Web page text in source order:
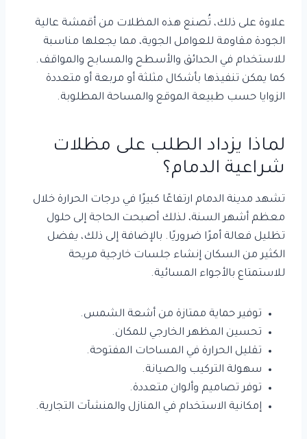
علاوة على ذلك، تُصنع هذه المظلات من أقمشة عالية
الجودة مقاومة للعوامل الجوية، مما يجعلها مناسبة
للاستخدام في الحدائق والأسطح والمسابح والمواقف.
كما يمكن تنفيذها بأشكال مثلثة أو مربعة أو متعددة
الزوايا حسب طبيعة الموقع والمساحة المطلوبة.
لماذا يزداد الطلب على مظلات
شراعية الدمام؟
تشهد مدينة الدمام ارتفاعًا كبيرًا في درجات الحرارة خلال
معظم أشهر السنة، لذلك أصبحت الحاجة إلى حلول
تظليل فعالة أمرًا ضروريًا. بالإضافة إلى ذلك، يفضل
الكثير من السكان إنشاء جلسات خارجية مريحة
للاستمتاع بالأجواء المسائية.
توفير حماية ممتازة من أشعة الشمس.
تحسين المظهر الخارجي للمكان.
تقليل الحرارة في المساحات المفتوحة.
سهولة التركيب والصيانة.
توفر تصاميم وألوان متعددة.
إمكانية الاستخدام في المنازل والمنشآت التجارية.